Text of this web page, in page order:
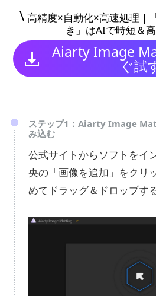
\高精度×自動化×高速処理｜
き」はAIで時短＆
Aiarty Image
ぐ試
ステップ1：Aiarty Image
み込む
公式サイトからソフトをイ
央の「画像を追加」をクリ
めてドラッグ＆ドロップす